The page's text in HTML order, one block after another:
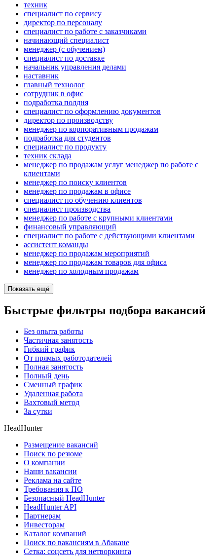
техник
специалист по сервису
директор по персоналу
специалист по работе с заказчиками
начинающий специалист
менеджер (с обучением)
специалист по доставке
начальник управления делами
наставник
главный технолог
сотрудник в офис
подработка полдня
специалист по оформлению документов
директор по производству
менеджер по корпоративным продажам
подработка для студентов
специалист по продукту
техник склада
менеджер по продажам услуг менеджер по работе с
клиентами
менеджер по поиску клиентов
менеджер по продажам в офисе
специалист по обучению клиентов
специалист производства
менеджер по работе с крупными клиентами
финансовый управляющий
специалист по работе с действующими клиентами
ассистент команды
менеджер по продажам мероприятий
менеджер по продажам товаров для офиса
менеджер по холодным продажам
Показать ещё
Быстрые фильтры подбора вакансий
Без опыта работы
Частичная занятость
Гибкий график
От прямых работодателей
Полная занятость
Полный день
Сменный график
Удаленная работа
Вахтовый метод
За сутки
HeadHunter
Размещение вакансий
Поиск по резюме
О компании
Наши вакансии
Реклама на сайте
Требования к ПО
Безопасный HeadHunter
HeadHunter API
Партнерам
Инвесторам
Каталог компаний
Поиск по вакансиям в Абакане
Сетка: соцсеть для нетворкинга